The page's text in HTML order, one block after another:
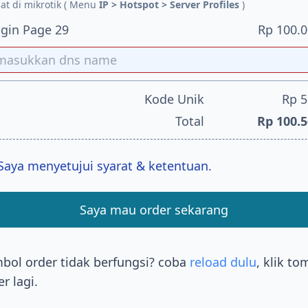
di mikrotik ( Menu IP > Hotspot > Server Profiles )
Page 29 Rp
Kode Unik
Rp
Total
Rp
menyetujui syarat & ketentuan.
Saya mau order sekarang
order tidak berfungsi? coba reload dulu, klik
lagi.